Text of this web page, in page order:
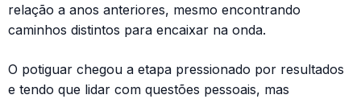
relação a anos anteriores, mesmo encontrando
caminhos distintos para encaixar na onda.
O potiguar chegou a etapa pressionado por resultados
e tendo que lidar com questões pessoais, mas